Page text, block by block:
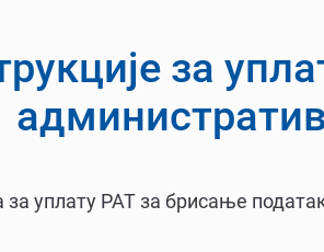
за
за уплату РАТ за брисање